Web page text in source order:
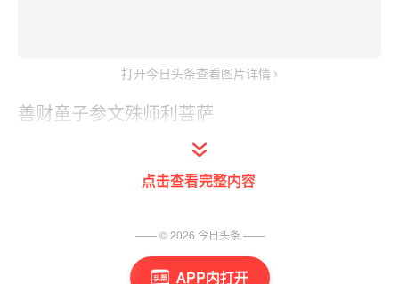
APP内打开
打开今日头条查看图片详情
善财童子参文殊师利菩萨
点击查看完整内容
—— ©2026 今日头条 ——